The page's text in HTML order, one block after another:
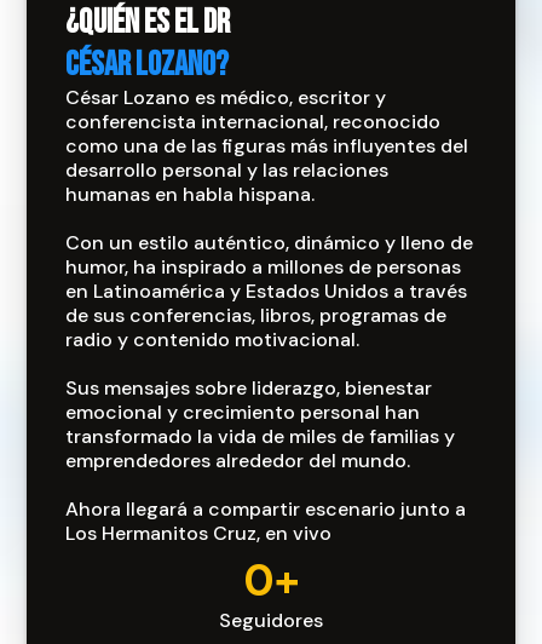
¿Quién es EL DR
CÉSAR LOZANO?
César Lozano es médico, escritor y
conferencista internacional, reconocido
como una de las figuras más influyentes del
desarrollo personal y las relaciones
humanas en habla hispana.
Con un estilo auténtico, dinámico y lleno de
humor, ha inspirado a millones de personas
en Latinoamérica y Estados Unidos a través
de sus conferencias, libros, programas de
radio y contenido motivacional.
Sus mensajes sobre liderazgo, bienestar
emocional y crecimiento personal han
transformado la vida de miles de familias y
emprendedores alrededor del mundo.
Ahora llegará a compartir escenario junto a
Los Hermanitos Cruz, en vivo
0+
Seguidores